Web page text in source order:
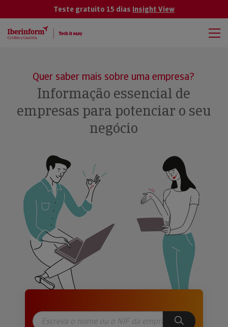
Teste gratuito 15 dias Insight View
Quer saber mais sobre uma empresa?
Informação essencial de
empresas para potenciar o seu
negócio